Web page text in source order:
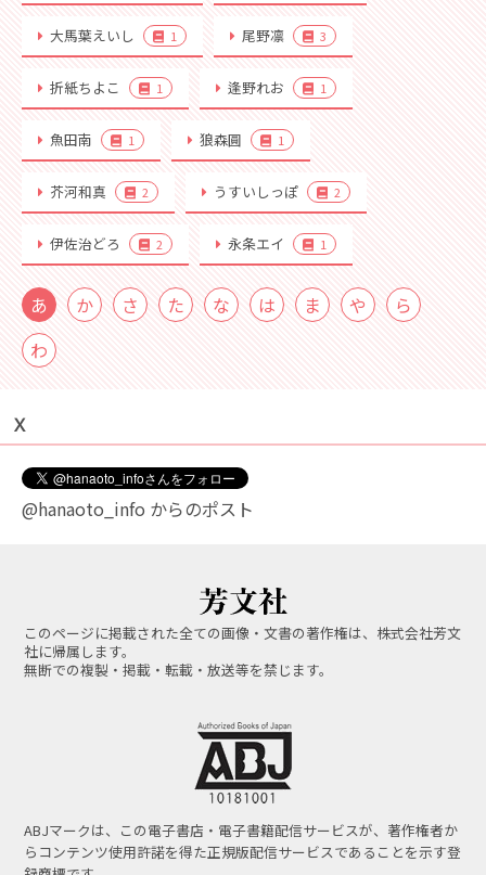
大馬葉えいし 1 尾野凛 3
折紙ちよこ 1 逢野れお 1
魚田南 1 狼森圓 1
芥河和真 2 うすいしっぽ 2
伊佐治どろ 2 永条エイ 1
あ か さ た な は ま や
ら
わ
Ｘ
@hanaoto_info からのポスト
このページに掲載された全ての画像・文書の著作権は、株式会社芳文
社に帰属します。
無断での複製・掲載・転載・放送等を禁じます。
ABJマークは、この電子書店・電子書籍配信サービスが、著作権者か
らコンテンツ使用許諾を得た正規版配信サービスであることを示す登